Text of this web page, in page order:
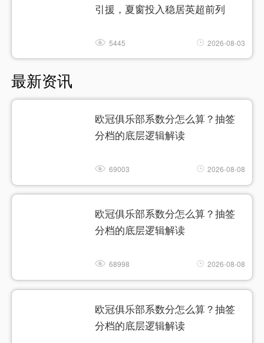
引援，夏窗投入稳居英超前列
5445 2026-08-03
最新资讯
欧冠俱乐部系数分怎么算？抽签
分档的底层逻辑解读
69003 2026-08-08
欧冠俱乐部系数分怎么算？抽签
分档的底层逻辑解读
68998 2026-08-08
欧冠俱乐部系数分怎么算？抽签
分档的底层逻辑解读